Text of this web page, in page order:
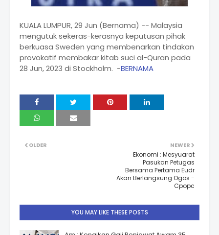
KUALA LUMPUR, 29 Jun (Bernama) -- Malaysia
mengutuk sekeras-kerasnya keputusan pihak
berkuasa Sweden yang membenarkan tindakan
provokatif membakar kitab suci al-Quran pada
28 Jun, 2023 di Stockholm. -BERNAMA
NEWER
Ekonomi : Mesyuarat
Pasukan Petugas
Bersama Pertama Eudr
Akan Berlangsung Ogos -
Cpopc
OLDER
YOU MAY LIKE THESE POSTS